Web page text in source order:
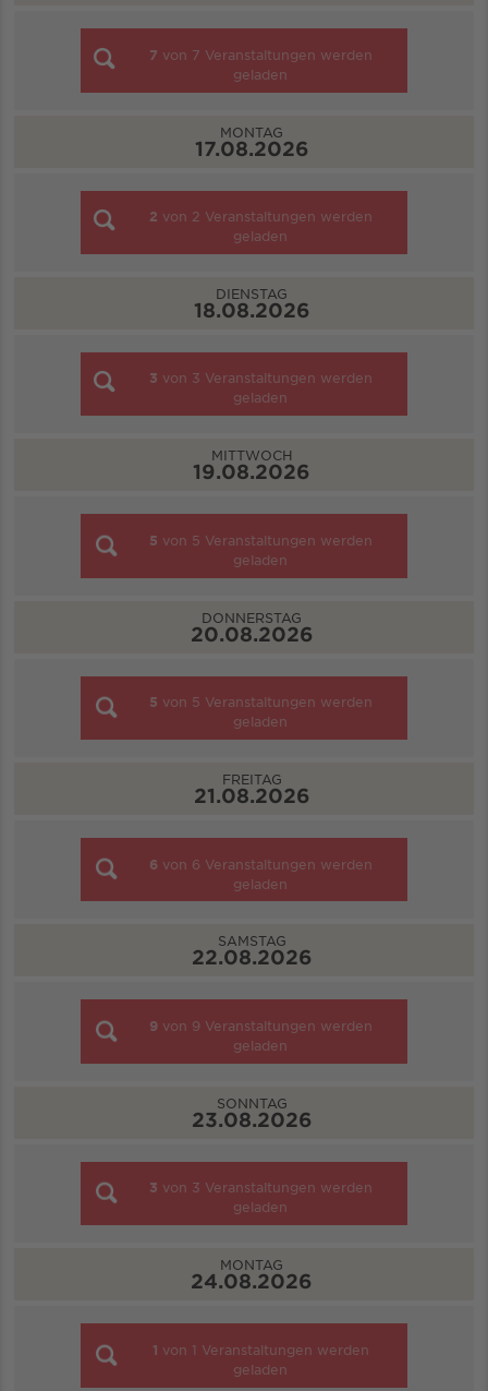
7 von 7 Veranstaltungen werden
geladen
MONTAG
17.08.2026
2 von 2 Veranstaltungen werden
geladen
DIENSTAG
18.08.2026
3 von 3 Veranstaltungen werden
geladen
MITTWOCH
19.08.2026
5 von 5 Veranstaltungen werden
geladen
DONNERSTAG
20.08.2026
5 von 5 Veranstaltungen werden
geladen
FREITAG
21.08.2026
6 von 6 Veranstaltungen werden
geladen
SAMSTAG
22.08.2026
9 von 9 Veranstaltungen werden
geladen
SONNTAG
23.08.2026
3 von 3 Veranstaltungen werden
geladen
MONTAG
24.08.2026
1 von 1 Veranstaltungen werden
geladen